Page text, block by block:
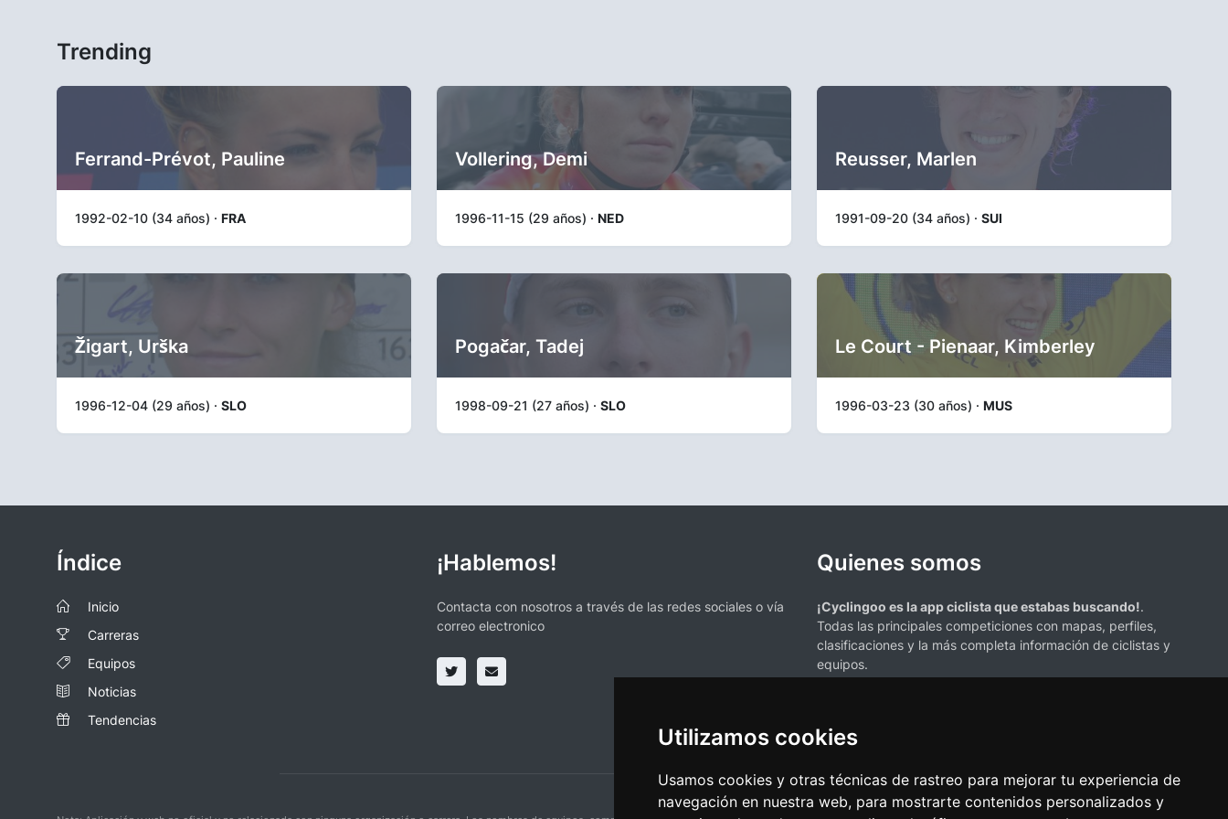
Utilizamos cookies
Usamos cookies y otras técnicas de rastreo para mejorar tu experiencia de
navegación en nuestra web, para mostrarte contenidos personalizados y
Trending
Ferrand-Prévot, Pauline
1992-02-10 (34 años) · FRA
Vollering, Demi
1996-11-15 (29 años) · NED
Reusser, Marlen
1991-09-20 (34 años) · SUI
Žigart, Urška
1996-12-04 (29 años) · SLO
Pogačar, Tadej
1998-09-21 (27 años) · SLO
Le Court - Pienaar, Kimberley
1996-03-23 (30 años) · MUS
Índice
Inicio
Carreras
Equipos
Noticias
Tendencias
¡Hablemos!
Contacta con nosotros a través de las redes sociales o vía
correo electronico
Quienes somos
¡Cyclingoo es la app ciclista que estabas buscando!.
Todas las principales competiciones con mapas, perfiles,
clasificaciones y la más completa información de ciclistas y
equipos.